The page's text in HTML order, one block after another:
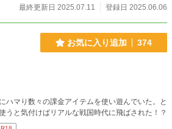
最終更新日 2025.07.11
登録日 2025.06.06
お気に入り追加 374
ハマり数々の課金アイテムを使い遊んでいた。と
うと気付けばリアルな戦国時代に飛ばされた！？